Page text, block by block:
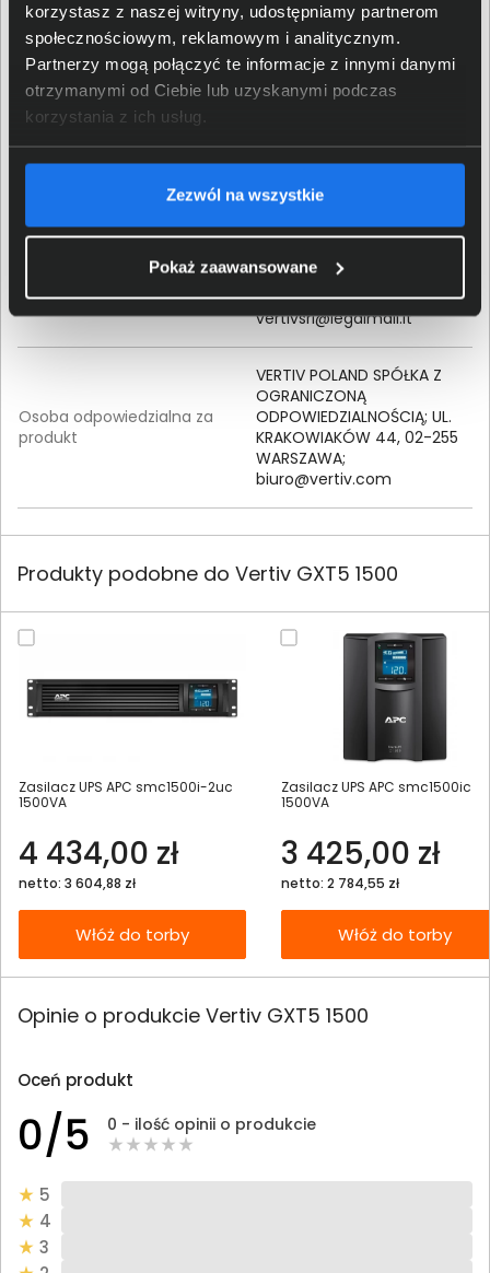
korzystasz z naszej witryny, udostępniamy partnerom
społecznościowym, reklamowym i analitycznym.
Partnerzy mogą połączyć te informacje z innymi danymi
otrzymanymi od Ciebie lub uzyskanymi podczas
korzystania z ich usług.
Zezwól na wszystkie
Pokaż zaawansowane
Szerokość (mm) 85
Głębokość (mm)
przepisami
(PD); Via Leonardo da Vinci
16/18, Italy;
vertivsrl@legalmail.it
Osoba odpowiedzialna za
produkt
VERTIV POLAND SPÓŁKA Z
OGRANICZONĄ
ODPOWIEDZIALNOŚCIĄ; UL.
KRAKOWIAKÓW 44, 02-255
WARSZAWA;
biuro@vertiv.com
Produkty podobne do Vertiv GXT5 1500
Zasilacz UPS APC smc1500i-2uc
1500VA
4 434,00 zł
netto: 3 604,88 zł
Włóż do torby
Zasilacz UPS APC smc1500ic
1500VA
3 425,00 zł
netto: 2 784,55 zł
Włóż do torby
Opinie o produkcie Vertiv GXT5 1500
Oceń produkt
0/5 0 - ilość opinii o produkcie
5
4
3